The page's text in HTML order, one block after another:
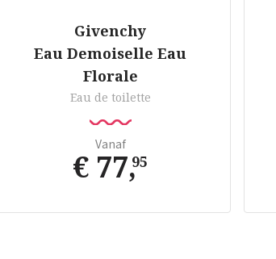
Givenchy
Eau Demoiselle Eau
Florale
Eau de toilette
Vanaf
€ 77,95